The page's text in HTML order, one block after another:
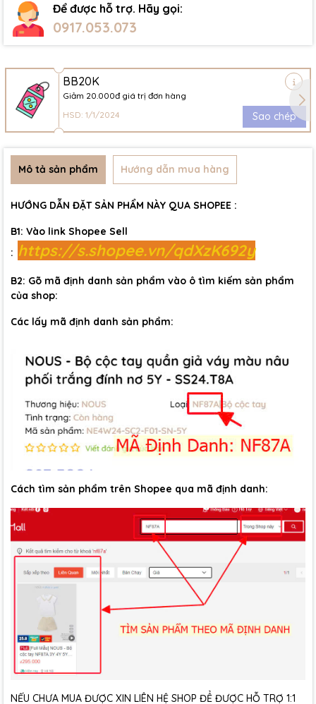
Để được hỗ trợ. Hãy gọi:
0917.053.073
BB20K
Giảm 20.000đ giá trị đơn hàng
HSD: 1/1/2024
Sao chép
Mô tả sản phẩm Hướng dẫn mua hàng
HƯỚNG DẪN ĐẶT SẢN PHẨM NÀY QUA SHOPEE :
B1: Vào link Shopee Sell
: https://s.shopee.vn/qdXzK692y
B2: Gõ mã định danh sản phẩm vào ô tìm kiếm sản phẩm
của shop:
Các lấy mã định danh sản phẩm:
Cách tìm sản phẩm trên Shopee qua mã định danh:
NẾU CHƯA MUA ĐƯỢC XIN LIÊN HỆ SHOP ĐỂ ĐƯỢC HỖ TRỢ 1:1